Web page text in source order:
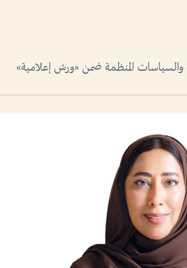
المنظمة ضمن «ورش إعلامية»